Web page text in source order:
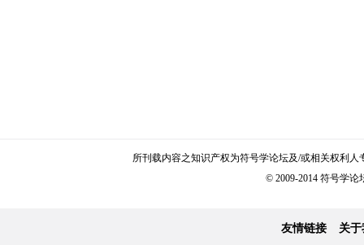
所刊载内容之知识产权为符号学论坛及/或相关权利
© 2009-2014 符号学论
友情链接 关于